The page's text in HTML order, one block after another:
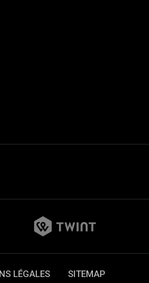
LÉGALES SITEMAP